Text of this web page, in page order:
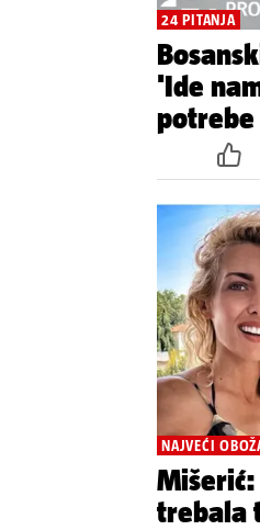
24 PITANJA
'Ide
potrebe
NAJVEĆI
trebala